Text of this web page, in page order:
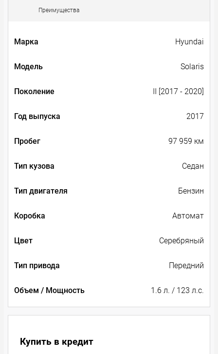
Преимущества
Марка Hyundai
Модель Solaris
Поколение II [2017 - 2020]
Год выпуска 2017
Пробег 97 959 км
Тип кузова Седан
Тип двигателя Бензин
Коробка Автомат
Цвет Серебряный
Тип привода Передний
Объем / Мощность 1.6 л. / 123 л.с.
Купить в кредит